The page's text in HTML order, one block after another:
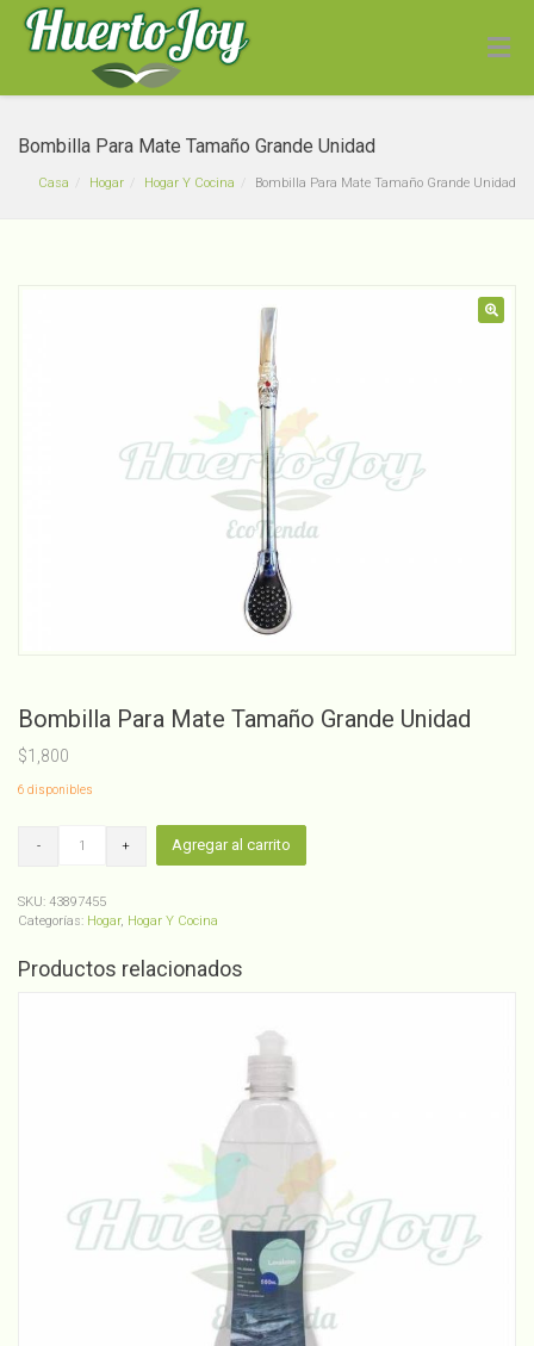
Bombilla Para Mate Tamaño Grande Unidad
Casa Hogar Hogar Y Cocina Bombilla Para Mate Tamaño Grande Unidad
Bombilla Para Mate Tamaño Grande Unidad
$1,800
6 disponibles
Tamaño
Grande
cantidad
Agregar al carrito
SKU: 43897455
Categorías: Hogar, Hogar Y Cocina
Productos relacionados
Arroz Blanco Ecológico
Kilo
$2,990
ADD